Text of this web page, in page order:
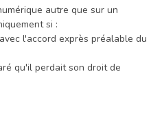
autre que sur un
si :
l'accord exprès préalable du
qu'il perdait son droit de